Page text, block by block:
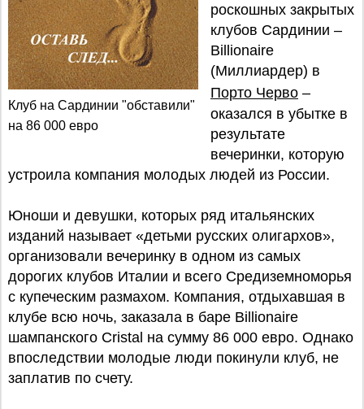
Клуб на Сардинии "обставили"
на 86 000 евро
роскошных закрытых
клубов Сардинии –
Billionaire
(Миллиардер) в
Порто Черво –
оказался в убытке в
результате
вечеринки, которую
устроила компания молодых людей из России.
Юноши и девушки, которых ряд итальянских
изданий называет «детьми русских олигархов»,
организовали вечеринку в одном из самых
дорогих клубов Италии и всего Средиземноморья
с купеческим размахом. Компания, отдыхавшая в
клубе всю ночь, заказала в баре Billionaire
шампанского Cristal на сумму 86 000 евро. Однако
впоследствии молодые люди покинули клуб, не
заплатив по счету.